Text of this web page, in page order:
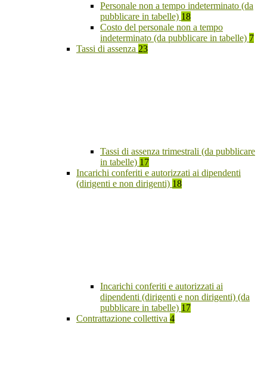
Personale non a tempo indeterminato (da
pubblicare in tabelle) 18
Costo del personale non a tempo
indeterminato (da pubblicare in tabelle) 7
Tassi di assenza 23
Tassi di assenza trimestrali (da pubblicare
in tabelle) 17
Incarichi conferiti e autorizzati ai dipendenti
(dirigenti e non dirigenti) 18
Incarichi conferiti e autorizzati ai
dipendenti (dirigenti e non dirigenti) (da
pubblicare in tabelle) 17
Contrattazione collettiva 4